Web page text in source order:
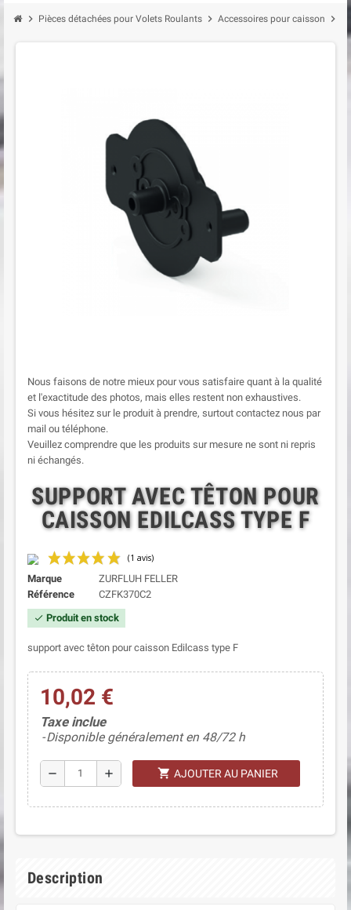
chevron_right Pièces détachées pour Volets Roulants chevron_right Accessoires pour caisson chevron_right
Nous faisons de notre mieux pour vous satisfaire quant à la qualité
et l'exactitude des photos, mais elles restent non exhaustives.
Si vous hésitez sur le produit à prendre, surtout contactez nous par
mail ou téléphone.
Veuillez comprendre que les produits sur mesure ne sont ni repris
ni échangés.
SUPPORT AVEC TÊTON POUR
CAISSON EDILCASS TYPE F
Marque
ZURFLUH FELLER
Référence
CZFK370C2
check Produit en stock
support avec têton pour caisson Edilcass type F
10,02 €
Taxe inclue
Disponible généralement en 48/72 h
remove add shopping_cart AJOUTER AU PANIER
Description